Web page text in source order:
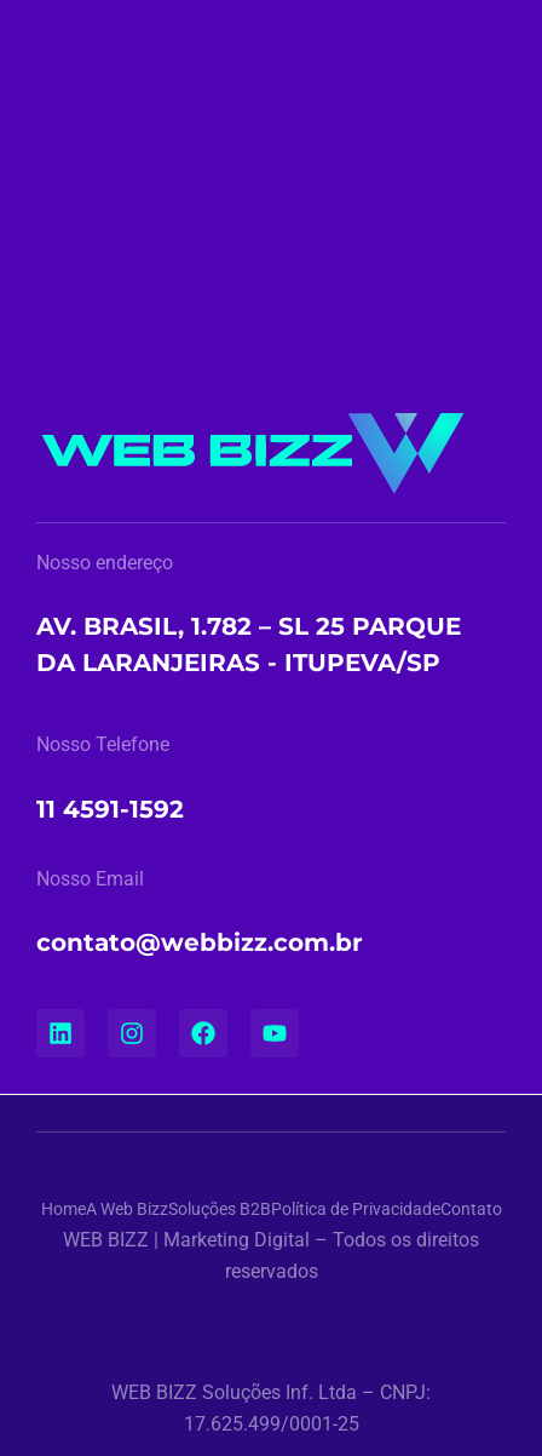
Nosso endereço
AV. BRASIL, 1.782 – SL 25 PARQUE
DA LARANJEIRAS - ITUPEVA/SP
Nosso Telefone
11 4591-1592
Nosso Email
contato@webbizz.com.br
HomeA Web BizzSoluções B2BPolítica de PrivacidadeContato
WEB BIZZ | Marketing Digital – Todos os direitos
reservados
WEB BIZZ Soluções Inf. Ltda – CNPJ:
17.625.499/0001-25